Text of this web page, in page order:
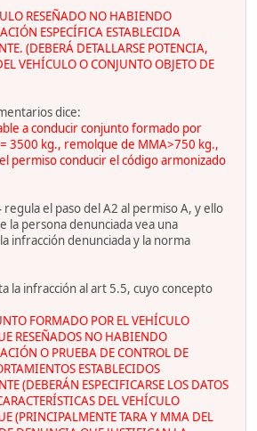
RESEÑADO NO HABIENDO
ESPECÍFICA ESTABLECIDA
(DEBERÁ DETALLARSE POTENCIA,
VEHÍCULO O CONJUNTO OBJETO DE
dice:
a conducir conjunto formado por
3500 kg., remolque de MMA>750 kg.,
permiso conducir el código armonizado
el paso del A2 al permiso A, y ello
la persona denunciada vea una
infracción denunciada y la norma
la infracción al art 5.5, cuyo concepto
FORMADO POR EL VEHÍCULO
RESEÑADOS NO HABIENDO
O PRUEBA DE CONTROL DE
ESTABLECIDOS
(DEBERÁN ESPECIFICARSE LOS DATOS
DEL VEHÍCULO
(PRINCIPALMENTE TARA Y MMA DEL